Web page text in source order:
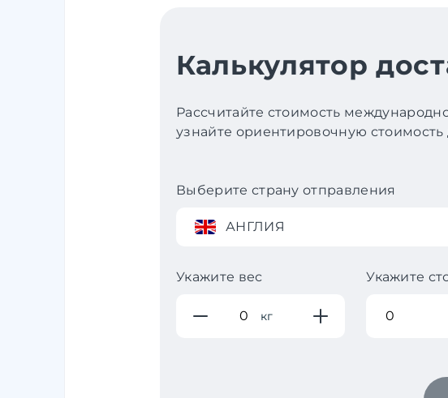
Калькулятор
Рассчитайте стоимость
узнайте ориентировочную стоимость
Выберите страну отправления
АНГЛИЯ
Укажите вес
кг
Укажите